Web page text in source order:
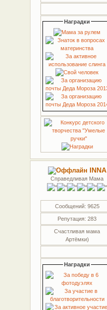
Наградки
INNA
Справедливая Мама
Сообщений: 9625
Репутация: 283
Счастливая мама
Артёмки)
Наградки